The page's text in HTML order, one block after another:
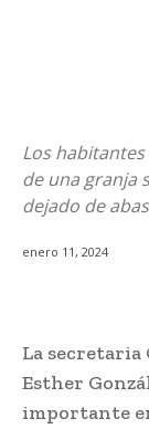
Los
de una granja
dejado de
enero 11, 2024
La secretaria
Esther
importante